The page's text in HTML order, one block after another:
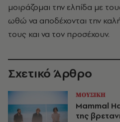
μοιράζομαι την ελπίδα με
ωθώ να αποδέχονται την
τους και να τον προσέχουν.
Σχετικό Άρθρο
ΜΟΥΣΙΚΗ
Mammal
της